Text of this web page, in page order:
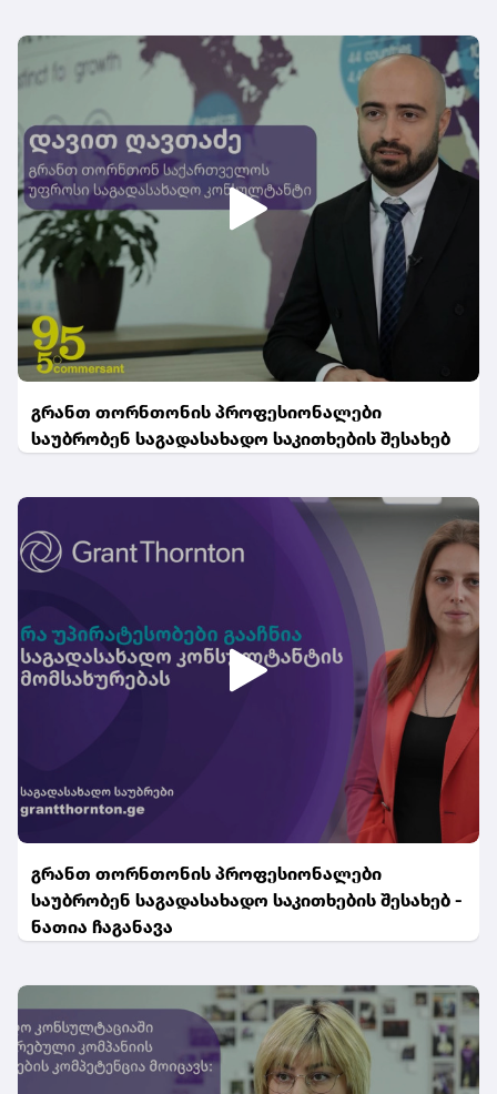
გრანთ თორნთონის პროფესიონალები
საუბრობენ საგადასახადო საკითხების შესახებ
გრანთ თორნთონის პროფესიონალები
საუბრობენ საგადასახადო საკითხების შესახებ -
ნათია ჩაგანავა